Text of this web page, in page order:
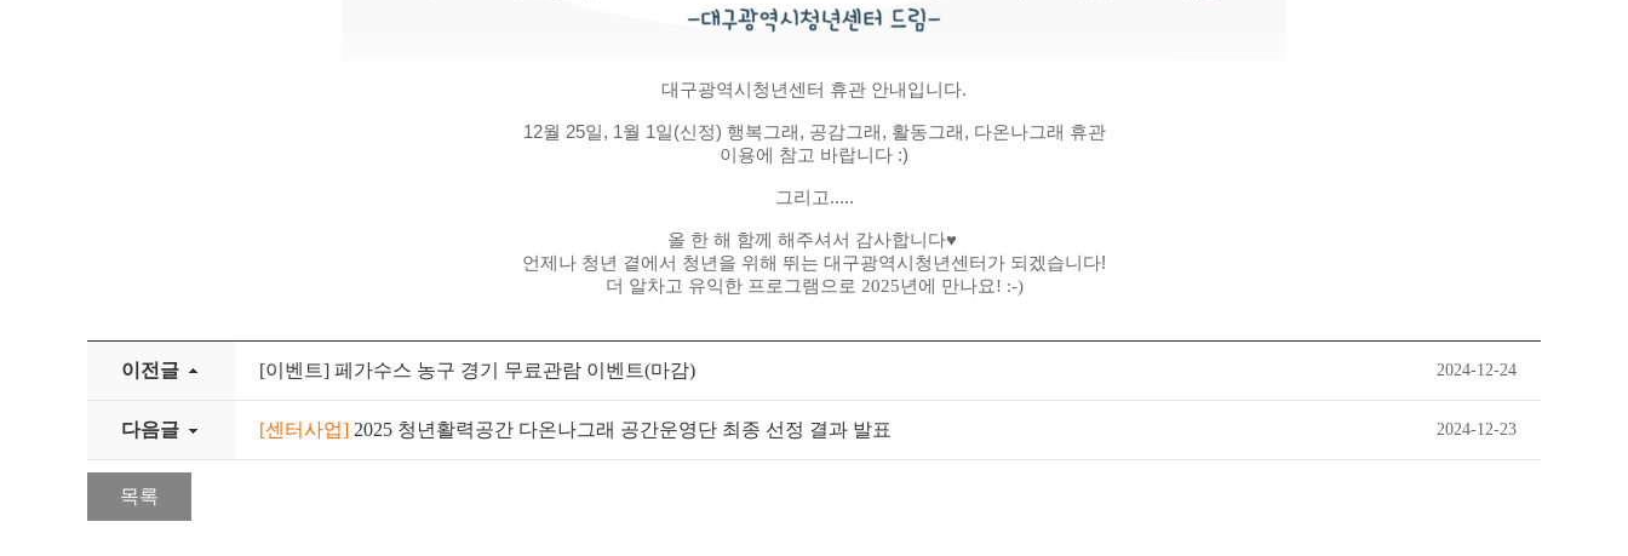
대구광역시청년센터 휴관 안내입니다.
12월 25일, 1월 1일(신정) 행복그래, 공감그래, 활동그래, 다온나그래 휴관
이용에 참고 바랍니다 :)
그리고.....
올 한 해 함께 해주셔서 감사합니다♥
언제나 청년 곁에서 청년을 위해 뛰는 대구광역시청년센터가 되겠습니다!
더 알차고 유익한 프로그램으로 2025년에 만나요! :-)
이전글 [이벤트] 페가수스 농구 경기 무료관람 이벤트(마감) 2024-12-24
다음글 [센터사업] 2025 청년활력공간 다온나그래 공간운영단 최종 선정 결과 발표 2024-12-23
목록